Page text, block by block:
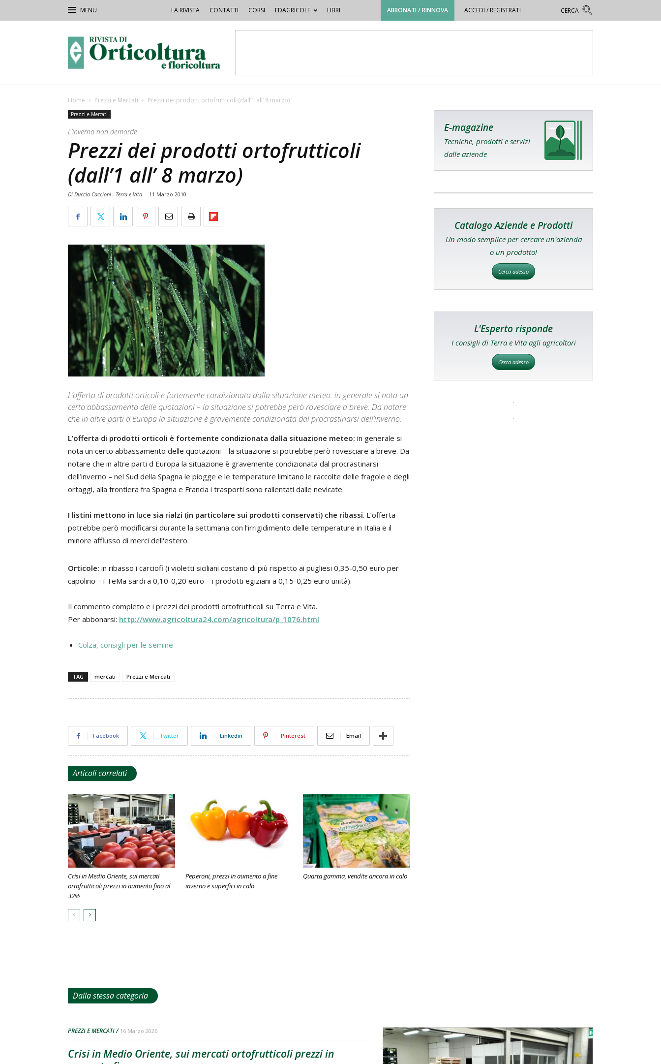
LA RIVISTA CONTATTI CORSI EDAGRICOLE LIBRI ABBONATI / RINNOVA ACCEDI / REGISTRATI
Orticoltura
Home Prezzi e Mercati Prezzi dei prodotti ortofrutticoli (dall’1 all’ 8 marzo)
Prezzi e Mercati
L’inverno non demorde
Prezzi dei prodotti ortofrutticoli
(dall’1 all’ 8 marzo)
Di Duccio Caccioni - Terra e Vita - 11 Marzo 2010
L’offerta di prodotti orticoli è fortemente condizionata dalla situazione meteo: in generale si nota un
certo abbassamento delle quotazioni – la situazione si potrebbe però rovesciare a breve. Da notare
che in altre parti d Europa la situazione è gravemente condizionata dal procrastinarsi dell’inverno.
L’offerta di prodotti orticoli è fortemente condizionata dalla situazione meteo: in generale si
nota un certo abbassamento delle quotazioni – la situazione si potrebbe però rovesciare a breve. Da
notare che in altre parti d Europa la situazione è gravemente condizionata dal procrastinarsi
dell’inverno – nel Sud della Spagna le piogge e le temperature limitano le raccolte delle fragole e degli
ortaggi, alla frontiera fra Spagna e Francia i trasporti sono rallentati dalle nevicate.
I listini mettono in luce sia rialzi (in particolare sui prodotti conservati) che ribassi. L’offerta
potrebbe però modificarsi durante la settimana con l’irrigidimento delle temperature in Italia e il
minore afflusso di merci dell'estero.
Orticole: in ribasso i carciofi (i violetti siciliani costano di più rispetto ai pugliesi 0,35-0,50 euro per
capolino – i TeMa sardi a 0,10-0,20 euro – i prodotti egiziani a 0,15-0,25 euro unità).
Il commento completo e i prezzi dei prodotti ortofrutticoli su Terra e Vita.
Per abbonarsi: http://www.agricoltura24.com/agricoltura/p_1076.html
Colza, consigli per le semine
TAG mercati Prezzi e Mercati
Facebook Twitter Linkedin Pinterest Email
Articoli correlati
Crisi in Medio Oriente, sui mercati
ortofrutticoli prezzi in aumento fino al
32%
Peperoni, prezzi in aumento a fine
inverno e superfici in calo
Quarta gamma, vendite ancora in calo
E-magazine
Tecniche, prodotti e servizi
dalle aziende
Catalogo Aziende e Prodotti
Un modo semplice per cercare un'azienda
o un prodotto!
Cerca adesso
L'Esperto risponde
I consigli di Terra e Vita agli agricoltori
Cerca adesso
Dalla stessa categoria
PREZZI E MERCATI 16 Marzo 2026
Crisi in Medio Oriente, sui mercati ortofrutticoli prezzi in